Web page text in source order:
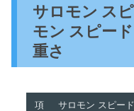
サロモン ス
モン スピー
重さ
項
サロモン スピー